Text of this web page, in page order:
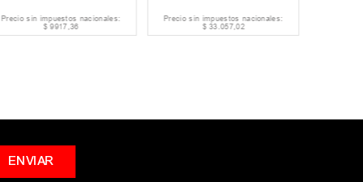
Precio sin impuestos nacionales:
$ 9917,36
Precio sin impuestos nacionales:
$ 33.057,02
ENVIAR